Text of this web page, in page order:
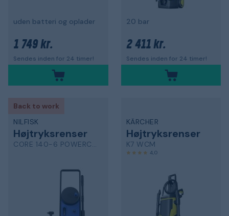
uden batteri og oplader
1 749 kr.
Sendes inden for 24 timer!
20 bar
2 411 kr.
Sendes inden for 24 timer!
Back to work
NILFISK
Højtryksrenser
CORE 140-6 POWERCONTROL
KÄRCHER
Højtryksrenser
K7 WCM
4,0